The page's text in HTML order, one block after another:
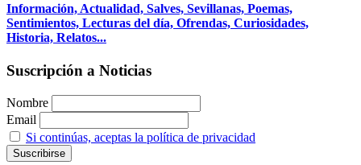
Información, Actualidad, Salves, Sevillanas, Poemas,
Sentimientos, Lecturas del día, Ofrendas, Curiosidades,
Historia, Relatos...
Suscripción a Noticias
Nombre
Email
Si continúas, aceptas la política de privacidad